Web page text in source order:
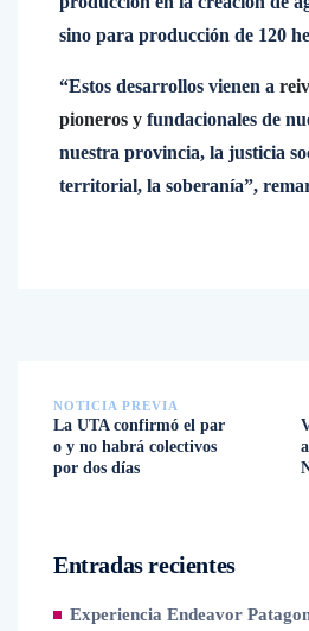
sino para producción de 120
“Estos desarrollos vienen a
pioneros y fundacionales de
nuestra provincia, la justicia
territorial, la soberanía”,
NOTICIA PREVIA
La UTA confirmó el par
o y no habrá colectivos
por dos días
Entradas recientes
Experiencia Endeavor